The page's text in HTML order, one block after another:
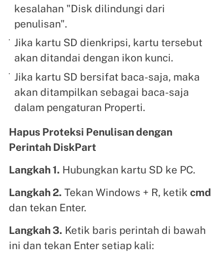
kesalahan "Disk dilindungi dari
penulisan".
Jika kartu SD dienkripsi, kartu tersebut
akan ditandai dengan ikon kunci.
Jika kartu SD bersifat baca-saja, maka
akan ditampilkan sebagai baca-saja
dalam pengaturan Properti.
Hapus Proteksi Penulisan dengan
Perintah DiskPart
Langkah 1. Hubungkan kartu SD ke PC.
Langkah 2. Tekan Windows + R, ketik cmd
dan tekan Enter.
Langkah 3. Ketik baris perintah di bawah
ini dan tekan Enter setiap kali: